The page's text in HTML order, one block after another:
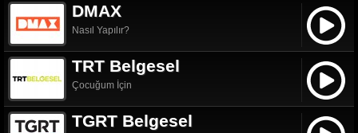
DMAX
Nasıl Yapılır?
TRT Belgesel
Çocuğum İçin
TGRT Belgesel